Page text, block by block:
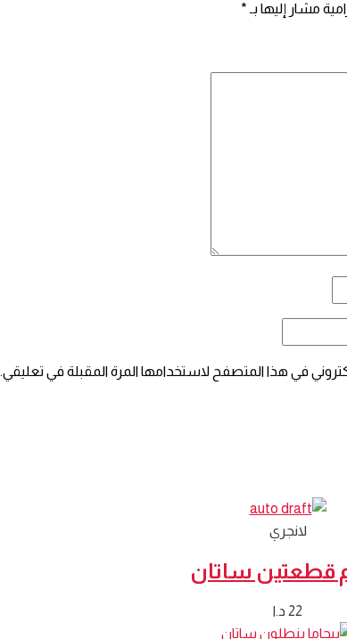
مشار إليها بـ *
في هذا المتصفح لاستخدامها المرة المقبلة في تعليقي.
لانجري
قطعتين ساتان
22 د.ا